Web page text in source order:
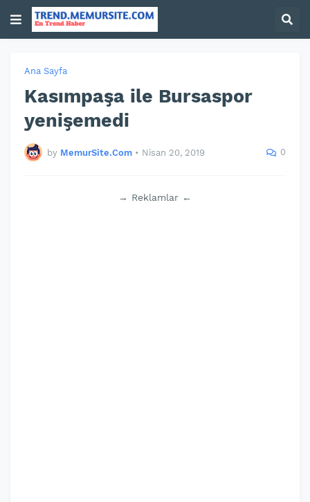
Ana Sayfa
Kasımpaşa ile Bursaspor
yenişemedi
by MemurSite.Com • Nisan 20, 2019 0
→ Reklamlar ←